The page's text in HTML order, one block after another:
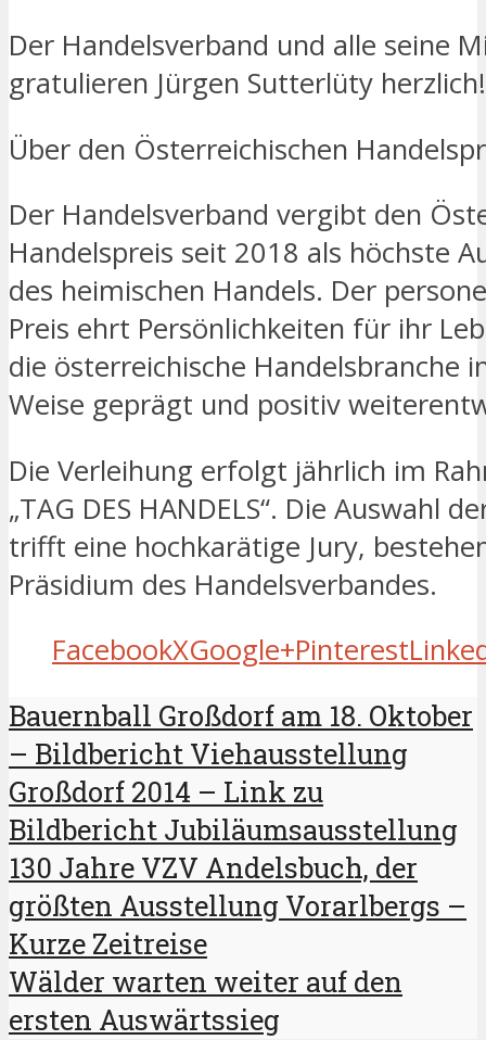
Der Handelsverband und alle seine
gratulieren Jürgen Sutterlüty herzlich!
Über den Österreichischen
Der Handelsverband vergibt den
Handelspreis seit 2018 als höchste
des heimischen Handels. Der
Preis ehrt Persönlichkeiten für ihr
die österreichische Handelsbranche
Weise geprägt und positiv
Die Verleihung erfolgt jährlich im
„TAG DES HANDELS“. Die Auswahl
trifft eine hochkarätige Jury,
Präsidium des Handelsverbandes.
FacebookXGoogle+Pinterest
Bauernball Großdorf am 18. Oktober
– Bildbericht Viehausstellung
Großdorf 2014 – Link zu
Bildbericht Jubiläumsausstellung
130 Jahre VZV Andelsbuch, der
größten Ausstellung Vorarlbergs –
Kurze Zeitreise
Wälder warten weiter auf den
ersten Auswärtssieg